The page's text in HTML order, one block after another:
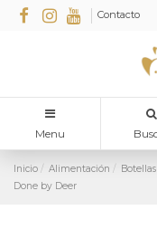
Contacto
Menu
Inicio Alimentación Botellas
Done by Deer